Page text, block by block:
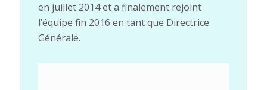
en juillet 2014 et a finalement rejoint
l’équipe fin 2016 en tant que Directrice
Générale.